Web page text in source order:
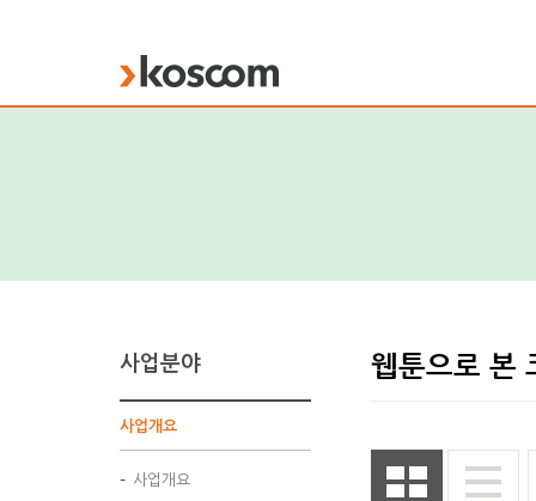
KOSCOM
사업분야
사업개요
사업개요
웹툰으로 본